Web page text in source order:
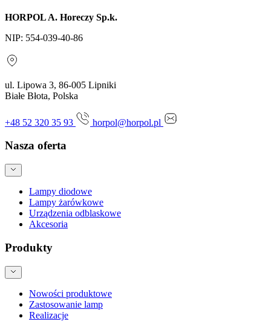
HORPOL A. Horeczy Sp.k.
NIP: 554-039-40-86
ul. Lipowa 3, 86-005 Lipniki
Białe Błota, Polska
+48 52 320 35 93 horpol@horpol.pl
Nasza oferta
Lampy diodowe
Lampy żarówkowe
Urządzenia odblaskowe
Akcesoria
Produkty
Nowości produktowe
Zastosowanie lamp
Realizacje